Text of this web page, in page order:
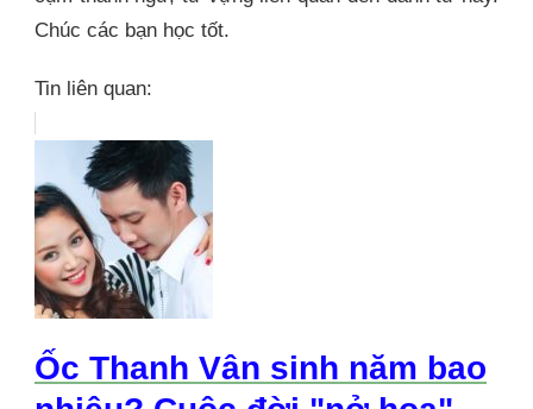
Chúc các bạn học tốt.
Tin liên quan:
Ốc Thanh Vân sinh năm bao